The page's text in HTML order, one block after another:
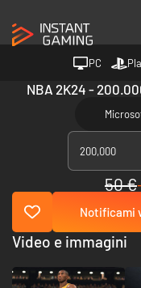
PC
NBA 2K24 -
200,000
50 €
Notificami
Video e immagini